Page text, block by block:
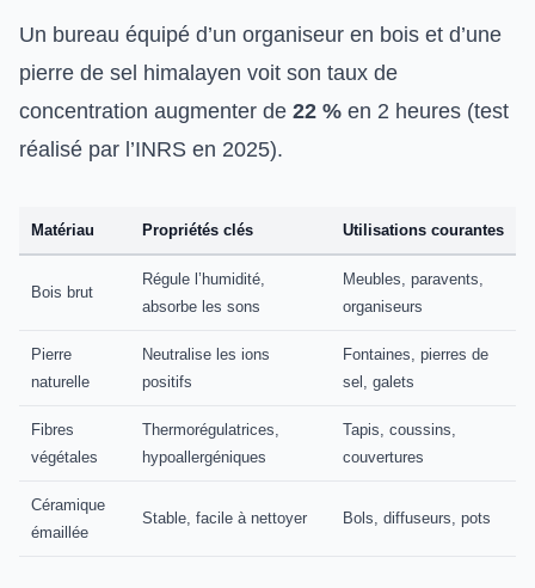
Un bureau équipé d’un organiseur en bois et d’une
pierre de sel himalayen voit son taux de
concentration augmenter de 22 % en 2 heures (test
réalisé par l’INRS en 2025).
Matériau Propriétés clés Utilisations courantes
Bois brut
Régule l’humidité,
absorbe les sons
Meubles, paravents,
organiseurs
Pierre
naturelle
Neutralise les ions
positifs
Fontaines, pierres de
sel, galets
Fibres
végétales
Thermorégulatrices,
hypoallergéniques
Tapis, coussins,
couvertures
Céramique
émaillée
Stable, facile à nettoyer Bols, diffuseurs, pots